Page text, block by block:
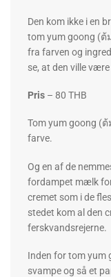
Den kom ikke i en
tom yum goong (ต้
fra farven og
se, at den ville være
Pris – 80 THB
Tom yum goong (
farve.
Og en af ​​de
fordampet mælk
cremet som i de
stedet kom al den
ferskvandsrejerne.
Inden for tom yum
svampe og så et